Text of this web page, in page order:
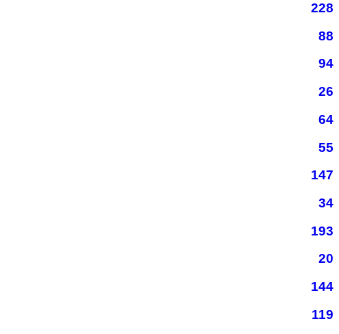
228
88
94
26
64
55
147
34
193
20
144
119